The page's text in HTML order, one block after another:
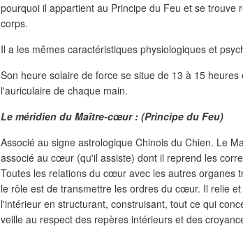
pourquoi il appartient au Principe du Feu et se trouve
corps.
Il a les mêmes caractéristiques physiologiques et
Son heure solaire de force se situe de 13 à 15
l'auriculaire de chaque main.
Le méridien du Maître-cœur : (Principe du Feu)
Associé au signe astrologique Chinois du Chien. Le
associé au cœur (qu'il assiste) dont il reprend les
Toutes les relations du cœur avec les autres organes
le rôle est de transmettre les ordres du cœur. Il relie
l'intérieur en structurant, construisant, tout ce qui
veille au respect des repères intérieurs et des